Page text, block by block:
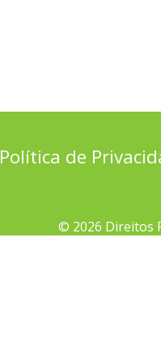
Política de
© 2026 Direitos